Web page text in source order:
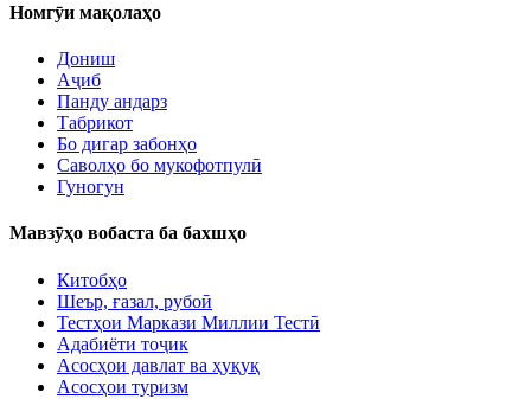
Номгӯи мақолаҳо
Дониш
Аҷиб
Панду андарз
Табрикот
Бо дигар забонҳо
Саволҳо бо мукофотпулӣ
Гуногун
Мавзӯҳо вобаста ба бахшҳо
Китобҳо
Шеър, ғазал, рубоӣ
Тестҳои Маркази Миллии Тестӣ
Адабиёти тоҷик
Асосҳои давлат ва ҳуқуқ
Асосҳои туризм